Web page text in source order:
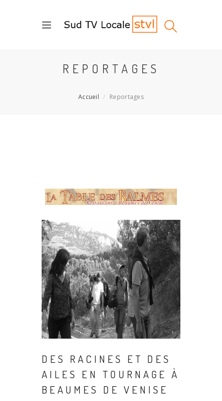
REPORTAGES
Accueil Reportages
DES RACINES ET DES
AILES EN TOURNAGE À
BEAUMES DE VENISE